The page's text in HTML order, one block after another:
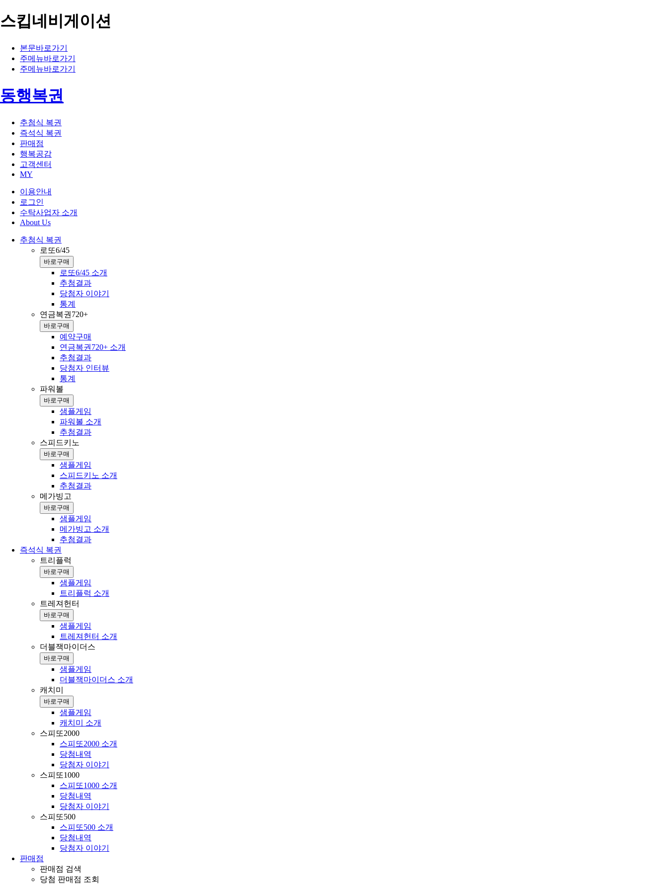
스킵네비게이션
본문바로가기
주메뉴바로가기
주메뉴바로가기
동행복권
추첨식 복권
즉석식 복권
판매점
행복공감
고객센터
MY
이용안내
로그인
수탁사업자 소개
About Us
추첨식 복권
로또6/45
바로구매
로또6/45 소개
추첨결과
당첨자 이야기
통계
연금복권720+
바로구매
예약구매
연금복권720+ 소개
추첨결과
당첨자 인터뷰
통계
파워볼
바로구매
샘플게임
파워볼 소개
추첨결과
스피드키노
바로구매
샘플게임
스피드키노 소개
추첨결과
메가빙고
바로구매
샘플게임
메가빙고 소개
추첨결과
즉석식 복권
트리플럭
바로구매
샘플게임
트리플럭 소개
트레져헌터
바로구매
샘플게임
트레져헌터 소개
더블잭마이더스
바로구매
샘플게임
더블잭마이더스 소개
캐치미
바로구매
샘플게임
캐치미 소개
스피또2000
스피또2000 소개
당첨내역
당첨자 이야기
스피또1000
스피또1000 소개
당첨내역
당첨자 이야기
스피또500
스피또500 소개
당첨내역
당첨자 이야기
판매점
판매점 검색
당첨 판매점 조회